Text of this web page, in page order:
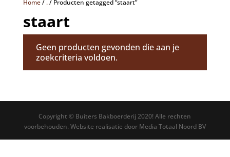
Home/ ./ Producten getagged “staart”
staart
Geen producten gevonden die aan je
zoekcriteria voldoen.
Copyright © Buiters Bakboerderij 2020! Alle rechten
voorbehouden. Website realisatie door Media Totaal Noord BV